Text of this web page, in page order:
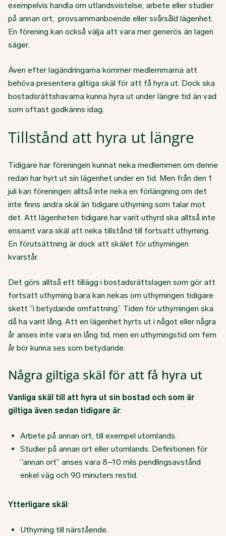
exempelvis handla om utlandsvistelse, arbete eller studier
på annan ort, provsammanboende eller svårsåld lägenhet.
En förening kan också välja att vara mer generös än lagen
säger.
Även efter lagändringarna kommer medlemmarna att
behöva presentera giltiga skäl för att få hyra ut. Dock ska
bostadsrättshavarna kunna hyra ut under längre tid än vad
som oftast godkänns idag.
Tillstånd att hyra ut längre
Tidigare har föreningen kunnat neka medlemmen om denne
redan har hyrt ut sin lägenhet under en tid. Men från den 1
juli kan föreningen alltså inte neka en förlängning om det
inte finns andra skäl än tidigare uthyrning som talar mot
det. Att lägenheten tidigare har varit uthyrd ska alltså inte
ensamt vara skäl att neka tillstånd till fortsatt uthyrning.
En förutsättning är dock att skälet för uthyrningen
kvarstår.
Det görs alltså ett tillägg i bostadsrättslagen som gör att
fortsatt uthyrning bara kan nekas om uthyrningen tidigare
skett ”i betydande omfattning”. Tiden för uthyrningen ska
då ha varit lång. Att en lägenhet hyrts ut i något eller några
år anses inte vara en lång tid, men en uthyrningstid om fem
år bör kunna ses som betydande.
Några giltiga skäl för att få hyra ut
Vanliga skäl till att hyra ut sin bostad och som är
giltiga även sedan tidigare är:
Arbete på annan ort, till exempel utomlands.
Studier på annan ort eller utomlands. Definitionen för
”annan ort” anses vara 8–10 mils pendlingsavstånd
enkel väg och 90 minuters restid.
Ytterligare skäl:
Uthyrning till närstående.